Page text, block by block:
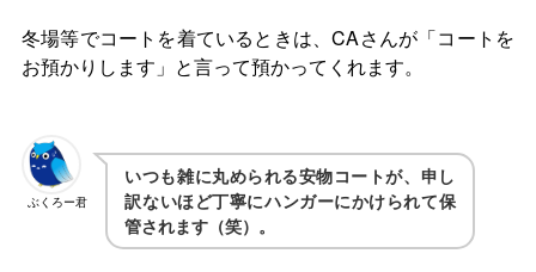
冬場等でコートを着ているときは、CAさんが「コートを
お預かりします」と言って預かってくれます。
ぶくろー君
いつも雑に丸められる安物コートが、申し
訳ないほど丁寧にハンガーにかけられて保
管されます（笑）。